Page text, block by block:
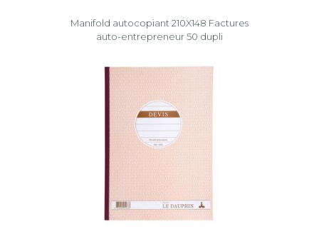
Manifold autocopiant 210X148 Factures
auto-entrepreneur 50 dupli